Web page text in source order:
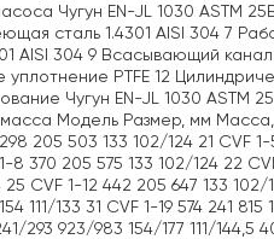
Чугун EN-JL 1030 ASTM
сталь 1.4301 AISI 304 7
AISI 304 9 Всасывающий
уплотнение PTFE 12
Чугун EN-JL 1030
Модель Размер, мм Масса,
205 503 133 102/124 21 CVF
8 370 205 575 133 102/124 22
CVF 1-12 442 205 647 133
111/133 31 CVF 1-19 574 241
293 923/983 154/177 111/144,5